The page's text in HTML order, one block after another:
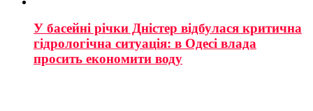
У басейні річки Дністер відбулася критична
гідрологічна ситуація: в Одесі влада
просить економити воду